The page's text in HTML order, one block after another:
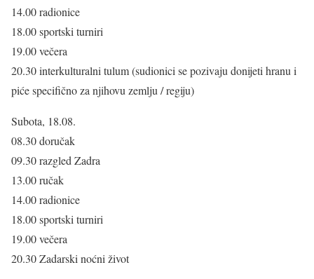
14.00 radionice
18.00 sportski turniri
19.00 večera
20.30 interkulturalni tulum (sudionici se pozivaju donijeti hranu i
piće specifično za njihovu zemlju / regiju)
Subota, 18.08.
08.30 doručak
09.30 razgled Zadra
13.00 ručak
14.00 radionice
18.00 sportski turniri
19.00 večera
20.30 Zadarski noćni život